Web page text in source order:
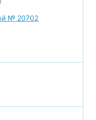
№ 20702